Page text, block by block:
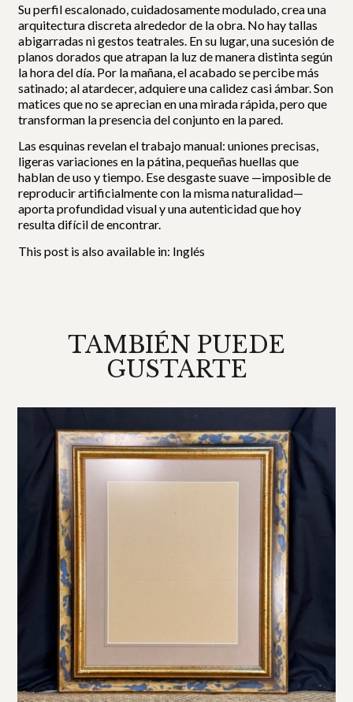
Su perfil escalonado, cuidadosamente modulado, crea una
arquitectura discreta alrededor de la obra. No hay tallas
abigarradas ni gestos teatrales. En su lugar, una sucesión de
planos dorados que atrapan la luz de manera distinta según
la hora del día. Por la mañana, el acabado se percibe más
satinado; al atardecer, adquiere una calidez casi ámbar. Son
matices que no se aprecian en una mirada rápida, pero que
transforman la presencia del conjunto en la pared.
Las esquinas revelan el trabajo manual: uniones precisas,
ligeras variaciones en la pátina, pequeñas huellas que
hablan de uso y tiempo. Ese desgaste suave —imposible de
reproducir artificialmente con la misma naturalidad—
aporta profundidad visual y una autenticidad que hoy
resulta difícil de encontrar.
This post is also available in: Inglés
TAMBIÉN PUEDE
GUSTARTE